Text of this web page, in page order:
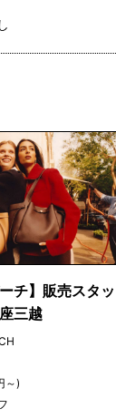
チ】販売スタッ
三越
円～)